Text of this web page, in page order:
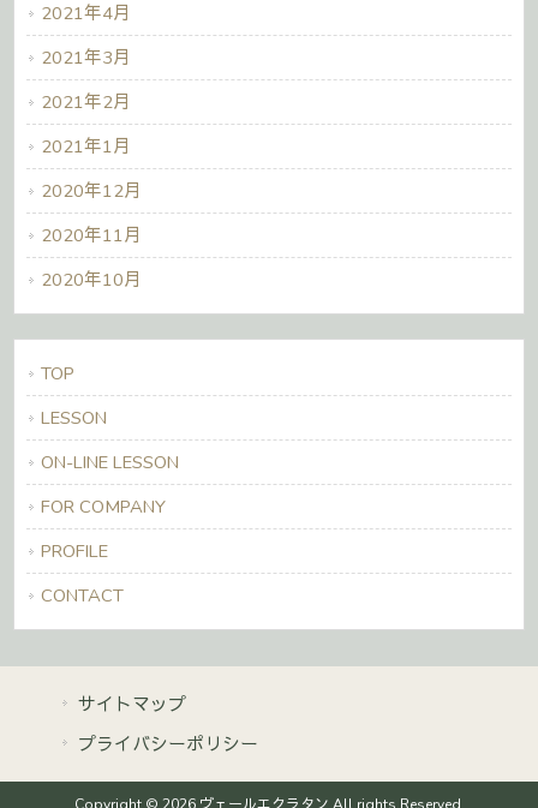
2021年4月
2021年3月
2021年2月
2021年1月
2020年12月
2020年11月
2020年10月
TOP
LESSON
ON-LINE LESSON
FOR COMPANY
PROFILE
CONTACT
サイトマップ
プライバシーポリシー